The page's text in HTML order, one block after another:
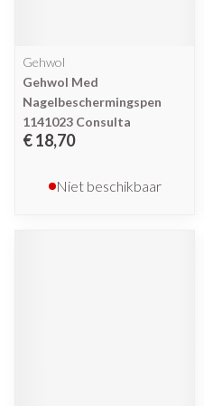
Gehwol
Gehwol Med
Nagelbeschermingspen
1141023 Consulta
€ 18,70
Niet beschikbaar